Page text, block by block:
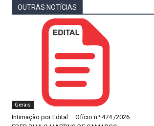
OUTRAS NOTÍCIAS
Gerais
Intimação por Edital – Ofício nº 474 /2026 –